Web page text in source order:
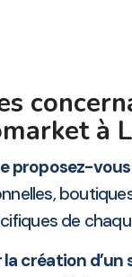
à
proposez-
de
création